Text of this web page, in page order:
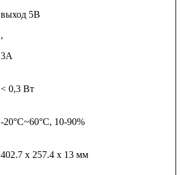
выход 5В
,
3А
< 0,3 Вт
-20°C~60°C, 10-90%
402.7 х 257.4 х 13 мм